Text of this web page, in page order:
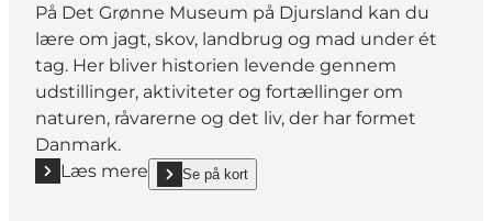
På Det Grønne Museum på Djursland kan du
lære om jagt, skov, landbrug og mad under ét
tag. Her bliver historien levende gennem
udstillinger, aktiviteter og fortællinger om
naturen, råvarerne og det liv, der har formet
Danmark.
Læs mere
Læs mere "Det Grønne Museum"
Se på kort
show Det Grønne Museum on_map